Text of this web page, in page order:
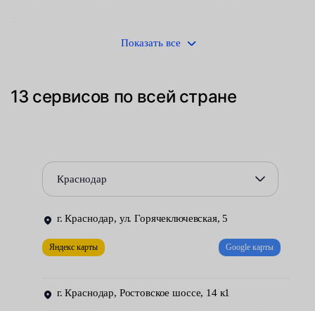
премиальных авто, типа Mercedes-Benz);
отсутствие растяжения под нагрузкой (если не изношен).
С другой стороны, цепь имеет следующие недостатки:
большой вес — по сравнению с ремнем в несколько раз;
сложность конструкции — в конце концов, она влияет на
Показать все
13 сервисов по всей стране
Краснодар
г. Краснодар, ул. Горячеключевская, 5
Яндекс карты Google карты
г. Краснодар, Ростовское шоссе, 14 к1